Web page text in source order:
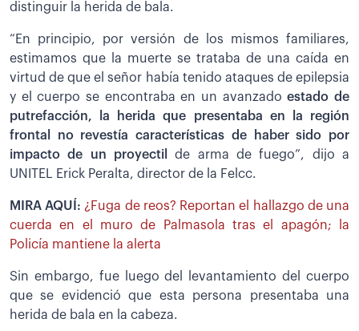
distinguir la herida de bala.
“En principio, por versión de los mismos familiares,
estimamos que la muerte se trataba de una caída en
virtud de que el señor había tenido ataques de epilepsia
y el cuerpo se encontraba en un avanzadoestado de
putrefacción, la herida que presentaba en la región
frontal no revestía características de haber sido por
impacto de un proyectil
de arma de fuego”, dijo a
UNITEL Erick Peralta, director de la Felcc.
MIRA AQUÍ:¿Fuga de reos? Reportan el hallazgo de una
cuerda en el muro de Palmasola tras el apagón; la
Policía mantiene la alerta
Sin embargo, fue luego del levantamiento del cuerpo
que se evidenció que esta persona presentaba una
herida de bala en la cabeza.